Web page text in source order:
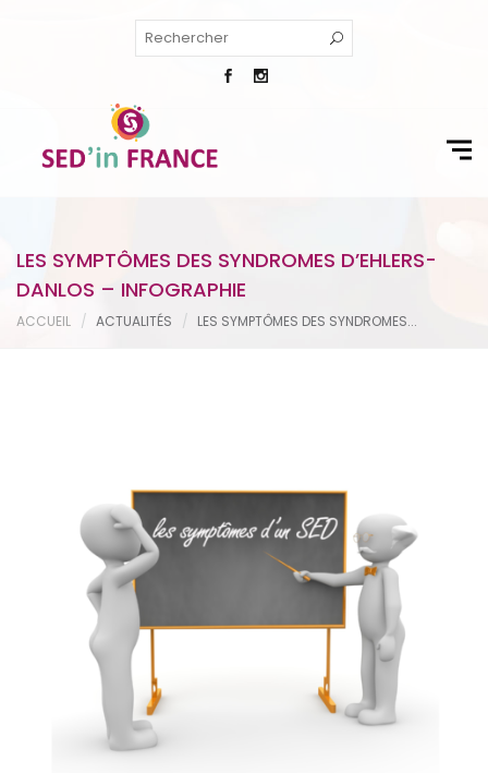
LES SYMPTÔMES DES SYNDROMES D’EHLERS-
DANLOS – INFOGRAPHIE
ACCUEIL ACTUALITÉS LES SYMPTÔMES DES SYNDROMES...